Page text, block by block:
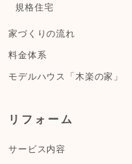
規格住宅
家づくりの流れ
料金体系
モデルハウス「木楽の家」
リフォーム
サービス内容